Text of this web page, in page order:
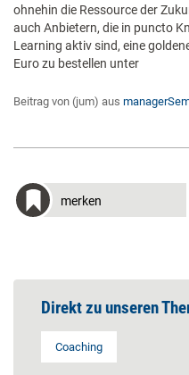
ohnehin die Ressource der
auch Anbietern, die in puncto
Learning aktiv sind, eine
Euro zu bestellen unter
Beitrag von (jum) aus
merken
Direkt zu unseren
Coaching